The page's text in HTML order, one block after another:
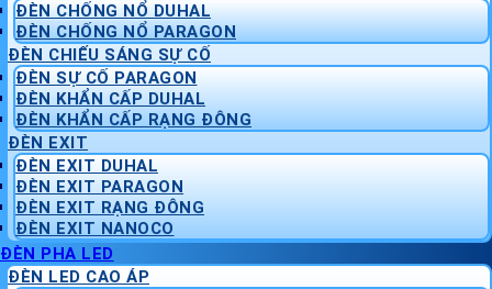
ĐÈN CHỐNG NỔ DUHAL
ĐÈN CHỐNG NỔ PARAGON
ĐÈN CHIẾU SÁNG SỰ CỐ
ĐÈN SỰ CỐ PARAGON
ĐÈN KHẨN CẤP DUHAL
ĐÈN KHẨN CẤP RẠNG ĐÔNG
ĐÈN EXIT
ĐÈN EXIT DUHAL
ĐÈN EXIT PARAGON
ĐÈN EXIT RẠNG ĐÔNG
ĐÈN EXIT NANOCO
ĐÈN PHA LED
ĐÈN LED CAO ÁP